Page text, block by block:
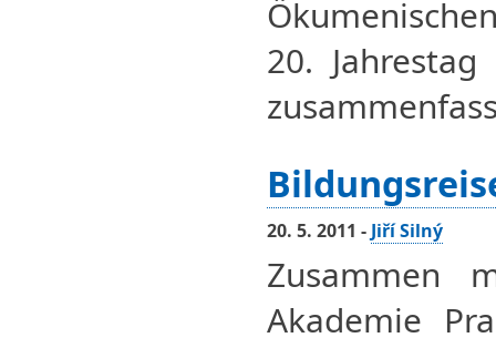
20.
20. 5. 2011 - Jiří Silný
Zusammen
Akademie